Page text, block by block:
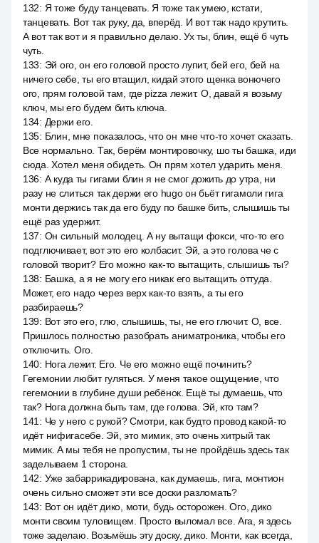
132: Я тоже буду танцевать. Я тоже так умею, кстати,
танцевать. Вот так руку, да, вперёд. И вот так надо крутить.
А вот так вот и я правильно делаю. Ух ты, блин, ещё б чуть
чуть.
133: Эй ого, он его головой просто лупит, бей его, бей на
ничего себе, ты его втащил, кидай этого щенка вонючего
ого, прям головой там, где pizza лежит. О, давай я возьму
ключ, мы его будем бить ключа.
134: Держи его.
135: Блин, мне показалось, что он мне что-то хочет сказать.
Все нормально. Так, берём монтировочку, шо ты башка, иди
сюда. Хотел меня обидеть. Он прям хотел ударить меня.
136: А куда ты гигами блин я не смог дожить до утра, ни
разу не слиться так держи его hugo он бьёт гигамоли гига
монти держись так да его буду по башке бить, слышишь ты
ещё раз удержит.
137: Он сильный молодец. А ну вытащи фокси, что-то его
подглючивает, вот это его колбасит. Эй, а это голова че с
головой творит? Его можно как-то вытащить, слышишь ты?
138: Башка, а я не могу его никак его вытащить оттуда.
Может, его надо через верх как-то взять, а ты его
разбираешь?
139: Вот это его, глю, слышишь, ты, не его глючит. О, все.
Пришлось полностью разобрать аниматроника, чтобы его
отключить. Ого.
140: Нога лежит. Его. Че его можно ещё починить?
Гегемонии любит гуляться. У меня такое ощущение, что
гегемонии в глубине души ребёнок. Ещё ты думаешь, что
так? Нога должна быть там, где голова. Эй, кто там?
141 : Че у него с рукой? Смотри, как будто провод какой-то
идёт нифигасебе. Эй, это мимик, это очень хитрый так
мимик. А мы тебя не пропустим, ты не пройдёшь здесь так
заделываем 1 сторона.
142: Уже забаррикадирована, как думаешь, гига, монтион
очень сильно сможет эти все доски разломать?
143: Вот он идёт дико, моти, будь осторожен. Ого, дико
монти своим туловищем. Просто выломал все. Ага, я здесь
тоже заделаю. Возьмёшь эту доску, дико. Монти, как всегда,